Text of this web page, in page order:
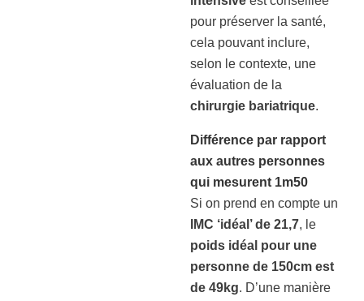
pour préserver la santé,
cela pouvant inclure,
selon le contexte, une
évaluation de la
chirurgie bariatrique.
Différence par rapport
aux autres personnes
qui mesurent 1m50
Si on prend en compte un
IMC ‘idéal’ de 21,7, le
poids idéal pour une
personne de 150cm est
de 49kg. D’une manière